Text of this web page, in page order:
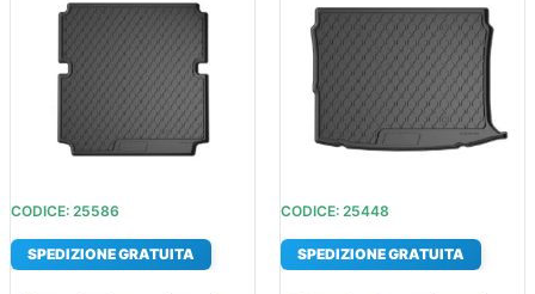
CODICE: 25586
SPEDIZIONE GRATUITA
ORIGINALE
ERA:
€103,94.
ATTUALE
È:
€74,18.
CODICE: 25448
SPEDIZIONE GRATUITA
ORIGINALE
ERA:
€97,72.
ATTUALE
È:
€69,88.